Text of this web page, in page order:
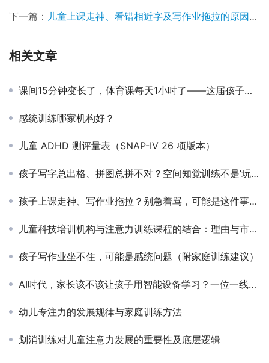
下一篇： 儿童上课走神、看错相近字及写作业拖拉的原因与解决方法
相关文章
课间15分钟变长了，体育课每天1小时了——这届孩子真的’解放’了吗？
感统训练哪家机构好？
儿童 ADHD 测评量表（SNAP-IV 26 项版本）
孩子写字总出格、拼图总拼不对？空间知觉训练不是’玩积木’那么简单
孩子上课走神、写作业拖拉？别急着骂，可能是这件事没做好
儿童科技培训机构与注意力训练课程的结合：理由与市场前景
孩子写作业坐不住，可能是感统问题（附家庭训练建议）
AI时代，家长该不该让孩子用智能设备学习？一位一线老师的真心话
幼儿专注力的发展规律与家庭训练方法
划消训练对儿童注意力发展的重要性及底层逻辑